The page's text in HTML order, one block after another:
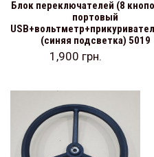
Блок переключателей (8
портовый
(синяя подсветка) 5019
1,900 грн.